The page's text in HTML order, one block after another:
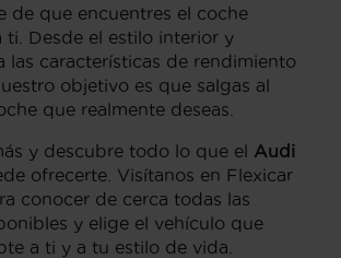
de que encuentres el coche
ti. Desde el estilo interior y
las características de rendimiento
objetivo es que salgas al
que realmente deseas.
y descubre todo lo que el Audi
ofrecerte. Visítanos en Flexicar
conocer de cerca todas las
y elige el vehículo que
a ti y a tu estilo de vida.